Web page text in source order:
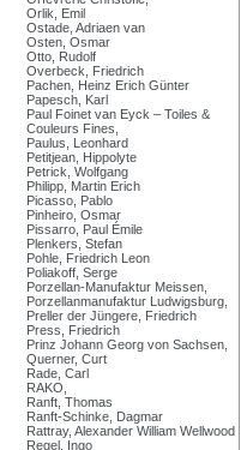
Orlik, Emil
Ostade, Adriaen van
Osten, Osmar
Otto, Rudolf
Overbeck, Friedrich
Pachen, Heinz Erich Günter
Papesch, Karl
Paul Foinet van Eyck – Toiles &
Couleurs Fines,
Paulus, Leonhard
Petitjean, Hippolyte
Petrick, Wolfgang
Philipp, Martin Erich
Picasso, Pablo
Pinheiro, Osmar
Pissarro, Paul Émile
Plenkers, Stefan
Pohle, Friedrich Leon
Poliakoff, Serge
Porzellan-Manufaktur Meissen,
Porzellanmanufaktur Ludwigsburg,
Preller der Jüngere, Friedrich
Press, Friedrich
Prinz Johann Georg von Sachsen,
Querner, Curt
Rade, Carl
RAKO,
Ranft, Thomas
Ranft-Schinke, Dagmar
Rattray, Alexander William Wellwood
Regel, Ingo